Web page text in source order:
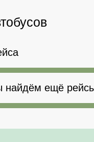
найдём ещё